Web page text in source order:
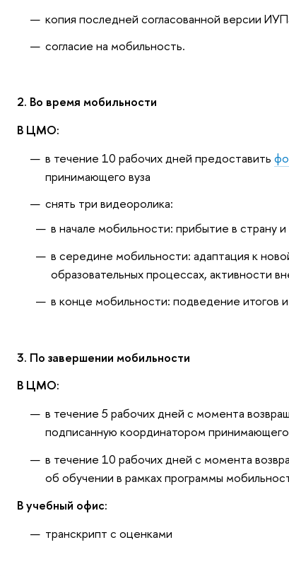
копия последней согласованной версии
согласие на мобильность.
2. Во время мобильности
В ЦМО:
в течение 10 рабочих дней предоставить
принимающего вуза
снять три видеоролика:
в начале мобильности: прибытие в страну
в середине мобильности: адаптация к
образовательных процессах, активности
в конце мобильности: подведение итогов
3. По завершении мобильности
В ЦМО:
в течение 5 рабочих дней с момента
подписанную координатором принимающего
в течение 10 рабочих дней с момента
об обучении в рамках программы
В учебный офис:
транскрипт с оценками